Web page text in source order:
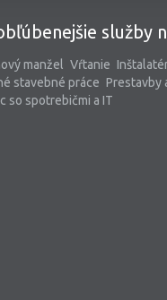
služby
manžel Vŕtanie
stavebné práce Prestavby
so spotrebičmi a IT